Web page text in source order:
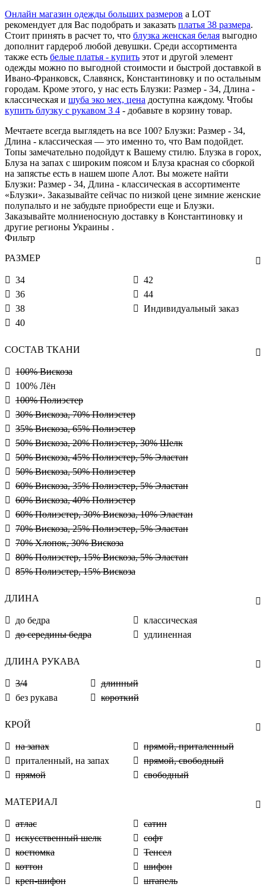
Онлайн магазин одежды больших размеров a LOT
рекомендует для Вас подобрать и заказать платья 38 размера.
Стоит принять в расчет то, что блузка женская белая выгодно
дополнит гардероб любой девушки. Среди ассортимента
также есть белые платья - купить этот и другой элемент
одежды можно по выгодной стоимости и быстрой доставкой в
Ивано-Франковск, Славянск, Константиновку и по остальным
городам. Кроме этого, у нас есть Блузки: Размер - 34, Длина -
классическая и шуба эко мех, цена доступна каждому. Чтобы
купить блузку с рукавом 3 4 - добавьте в корзину товар.
Мечтаете всегда выглядеть на все 100? Блузки: Размер - 34,
Длина - классическая — это именно то, что Вам подойдет.
Топы замечательно подойдут к Вашему стилю. Блузка в горох,
Блуза на запах с широким поясом и Блуза красная со сборкой
на запястье есть в нашем шопе Алот. Вы можете найти
Блузки: Размер - 34, Длина - классическая в ассортименте
«Блузки». Заказывайте сейчас по низкой цене зимние женские
полупальто и не забудьте приобрести еще и Блузки.
Заказывайте молниеносную доставку в Константиновку и
другие регионы Украины .
Фильтр
РАЗМЕР
34
36
38
40
42
44
Индивидуальный заказ
СОСТАВ ТКАНИ
100% Вискоза
100% Лён
100% Полиэстер
30% Вискоза, 70% Полиэстер
35% Вискоза, 65% Полиэстер
50% Вискоза, 20% Полиэстер, 30% Шелк
50% Вискоза, 45% Полиэстер, 5% Эластан
50% Вискоза, 50% Полиэстер
60% Вискоза, 35% Полиэстер, 5% Эластан
60% Вискоза, 40% Полиэстер
60% Полиэстер, 30% Вискоза, 10% Эластан
70% Вискоза, 25% Полиэстер, 5% Эластан
70% Хлопок, 30% Вискоза
80% Полиэстер, 15% Вискоза, 5% Эластан
85% Полиэстер, 15% Вискоза
ДЛИНА
до бедра
до середины бедра
классическая
удлиненная
ДЛИНА РУКАВА
3/4
без рукава
длинный
короткий
КРОЙ
на запах
приталенный, на запах
прямой
прямой, приталенный
прямой, свободный
свободный
МАТЕРИАЛ
атлас
искусственный шелк
костюмка
коттон
креп-шифон
сатин
софт
Тенсел
шифон
штапель